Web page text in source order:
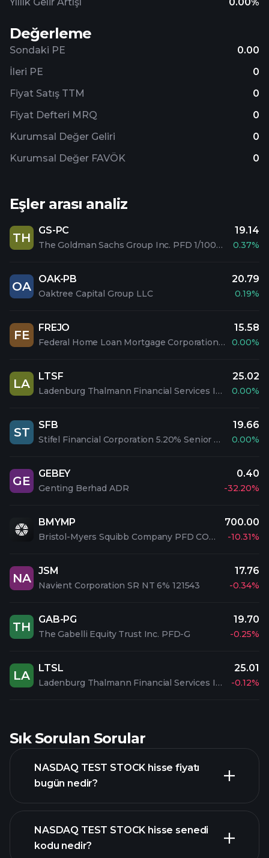
Değerleme
Sondaki PE
0.00
İleri PE
0
Fiyat Satış TTM
0
Fiyat Defteri MRQ
0
Kurumsal Değer Geliri
0
Kurumsal Değer FAVÖK
0
Eşler arası analiz
TH
GS-PC
The Goldman Sachs Group Inc. PFD 1/1000 C
19.14
0.37%
OA
OAK-PB
Oaktree Capital Group LLC
20.79
0.19%
FE
FREJO
Federal Home Loan Mortgage Corporation PFD 5.1% SAL
15.58
0.00%
LA
LTSF
Ladenburg Thalmann Financial Services Inc. 7.00% SN NT 28
25.02
0.00%
ST
SFB
Stifel Financial Corporation 5.20% Senior Notes due 2047
19.66
0.00%
GE
GEBEY
Genting Berhad ADR
0.40
-32.20%
BMYMP
Bristol-Myers Squibb Company PFD CONV 2
700.00
-10.31%
NA
JSM
Navient Corporation SR NT 6% 121543
17.76
-0.34%
TH
GAB-PG
The Gabelli Equity Trust Inc. PFD-G
19.70
-0.25%
LA
LTSL
Ladenburg Thalmann Financial Services Inc. 6.50% NT 27
25.01
-0.12%
Sık Sorulan Sorular
NASDAQ TEST STOCK hisse fiyatı
bugün nedir?
NASDAQ TEST STOCK hisse senedi
kodu nedir?